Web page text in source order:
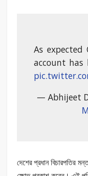
As expected
account
— Abhijeet
দেশের প্রধান বিচারপতির